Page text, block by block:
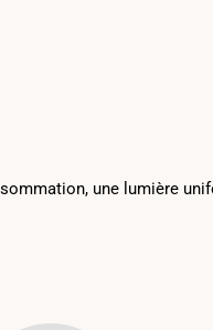
une lumière